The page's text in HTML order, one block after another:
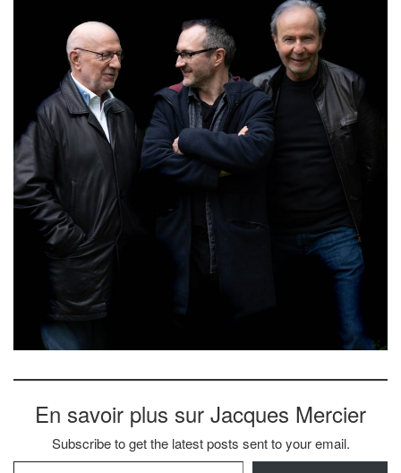
En savoir plus sur Jacques Mercier
Subscribe to get the latest posts sent to your email.
Saisissez votre adresse e-mail…